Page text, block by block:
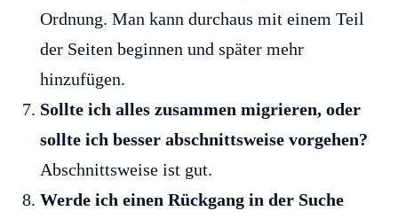
Ordnung. Man kann durchaus mit einem Teil
der Seiten beginnen und später mehr
hinzufügen.
Sollte ich alles zusammen migrieren, oder
sollte ich besser abschnittsweise vorgehen?
Abschnittsweise ist gut.
Werde ich einen Rückgang in der Suche